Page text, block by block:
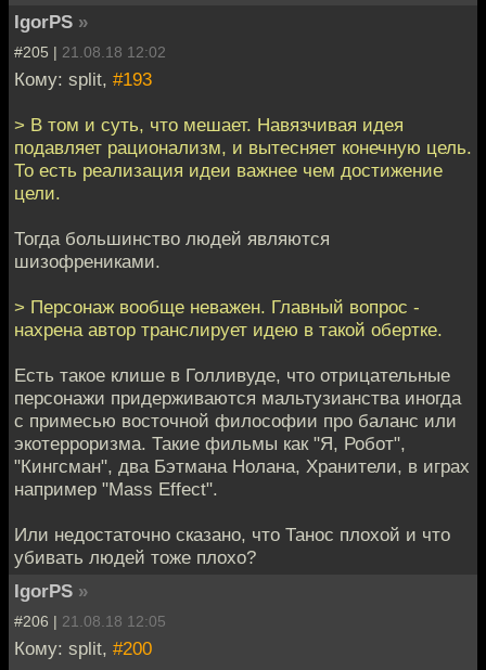
IgorPS »
#205 | 21.08.18 12:02
Кому: split, #193
> В том и суть, что мешает. Навязчивая идея
подавляет рационализм, и вытесняет конечную цель.
То есть реализация идеи важнее чем достижение
цели.
Тогда большинство людей являются
шизофрениками.
> Персонаж вообще неважен. Главный вопрос -
нахрена автор транслирует идею в такой обертке.
Есть такое клише в Голливуде, что отрицательные
персонажи придерживаются мальтузианства иногда
с примесью восточной философии про баланс или
экотерроризма. Такие фильмы как "Я, Робот",
"Кингсман", два Бэтмана Нолана, Хранители, в играх
например "Mass Effect".
Или недостаточно сказано, что Танос плохой и что
убивать людей тоже плохо?
IgorPS »
#206 | 21.08.18 12:05
Кому: split, #200